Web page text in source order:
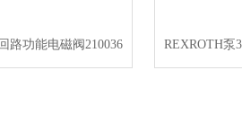
路功能电磁阀210036